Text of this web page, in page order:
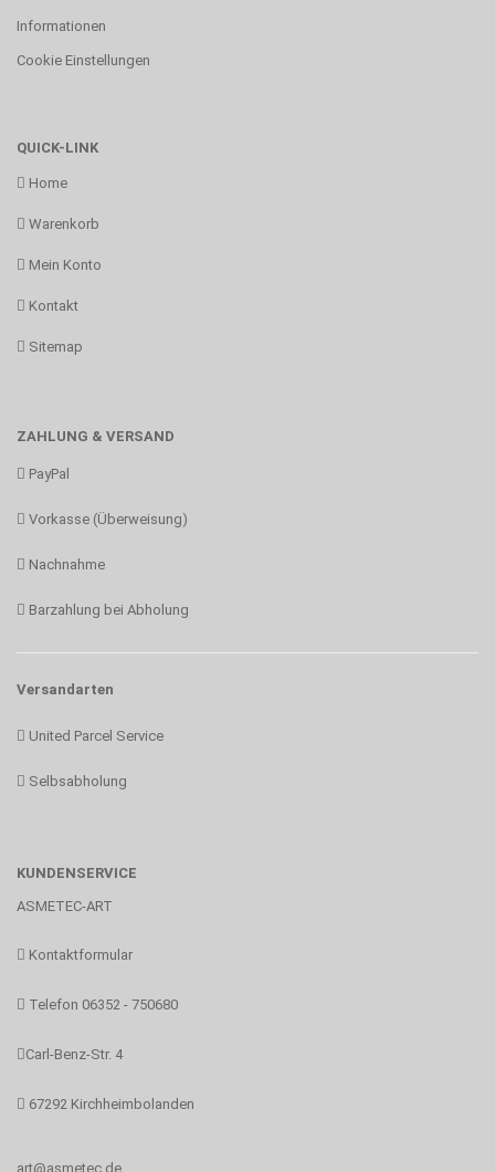
Informationen
Cookie Einstellungen
QUICK-LINK
Home
Warenkorb
Mein Konto
Kontakt
Sitemap
ZAHLUNG & VERSAND
PayPal
Vorkasse (Überweisung)
Nachnahme
Barzahlung bei Abholung
Versandarten
United Parcel Service
Selbsabholung
KUNDENSERVICE
ASMETEC-ART
Kontaktformular
Telefon 06352 - 750680
Carl-Benz-Str. 4
67292 Kirchheimbolanden
art@asmetec.de